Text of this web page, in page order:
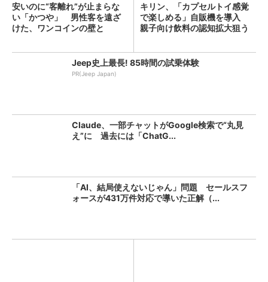
安いのに“客離れ”が止まらな
い「かつや」 男性客を遠ざ
けた、ワンコインの壁と
キリン、「カプセルトイ感覚
で楽しめる」自販機を導入
親子向け飲料の認知拡大狙う
Jeep史上最長! 85時間の試乗体験
PR(Jeep Japan)
Claude、一部チャットがGoogle検索で“丸見
え”に 過去には「ChatG...
「AI、結局使えないじゃん」問題 セールスフ
ォースが431万件対応で導いた正解（...